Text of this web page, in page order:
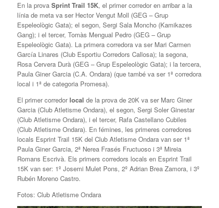
En la prova Sprint Trail 15K, el primer corredor en arribar a la
línia de meta va ser Hector Vengut Moll (GEG – Grup
Espeleològic Gata); el segon, Sergi Sala Moncho (Kamikazes
Gang); i el tercer, Tomàs Mengual Pedro (GEG – Grup
Espeleològic Gata). La primera corredora va ser Mari Carmen
García Linares (Club Esportiu Corredors Callosa); la segona,
Rosa Cervera Durà (GEG – Grup Espeleològic Gata); i la tercera,
Paula Giner Garcia (C.A. Ondara) (que també va ser 1ª corredora
local i 1ª de categoria Promesa).
El primer corredor local de la prova de 20K va ser Marc Giner
Garcia (Club Atletisme Ondara), el segon, Sergi Soler Ginestar
(Club Atletisme Ondara), i el tercer, Rafa Castellano Cubiles
(Club Atletisme Ondara). En fémines, les primeres corredores
locals Esprint Trail 15K del Club Atletisme Ondara van ser 1ª
Paula Giner Garcia, 2ª Nerea Frasés Fructuoso i 3ª Mireia
Romans Escrivà. Els primers corredors locals en Esprint Trail
15K van ser: 1º Josemi Mulet Pons, 2º Adrian Brea Zamora, i 3º
Rubén Moreno Castro.
Fotos: Club Atletisme Ondara